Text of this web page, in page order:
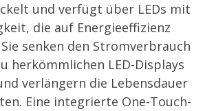
und verfügt über LEDs mit
die auf Energieeffizienz
senken den Stromverbrauch
herkömmlichen LED-Displays
verlängern die Lebensdauer
Eine integrierte One-Touch-